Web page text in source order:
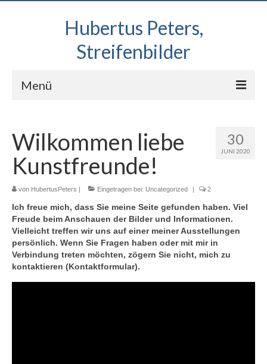
Hubertus Peters,
Streifenbilder
Menü
Galerie
Ausstellungen
Pantha-rhei Projekt
Vita
Zusammenarbeit und Presse
Ausleihe und Verkauf
30
JUNI 2020
Wilkommen liebe
Kunstfreunde!
von HubertusPeters | Eingetragen bei: Uncategorized | 2
Ich freue mich, dass Sie meine Seite gefunden haben. Viel
Freude beim Anschauen der Bilder und Informationen.
Vielleicht treffen wir uns auf einer meiner Ausstellungen
persönlich. Wenn Sie Fragen haben oder mit mir in
Verbindung treten möchten, zögern Sie nicht, mich zu
kontaktieren (Kontaktformular).